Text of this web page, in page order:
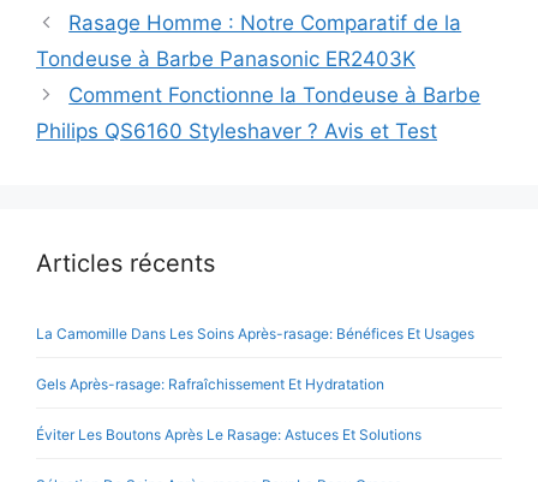
Rasage Homme : Notre Comparatif de la
Tondeuse à Barbe Panasonic ER2403K
Comment Fonctionne la Tondeuse à Barbe
Philips QS6160 Styleshaver ? Avis et Test
Articles récents
La Camomille Dans Les Soins Après-rasage: Bénéfices Et Usages
Gels Après-rasage: Rafraîchissement Et Hydratation
Éviter Les Boutons Après Le Rasage: Astuces Et Solutions